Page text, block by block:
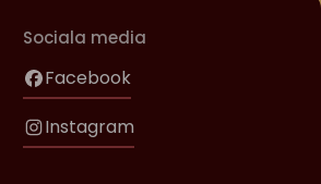
Sociala media
Facebook
Instagram